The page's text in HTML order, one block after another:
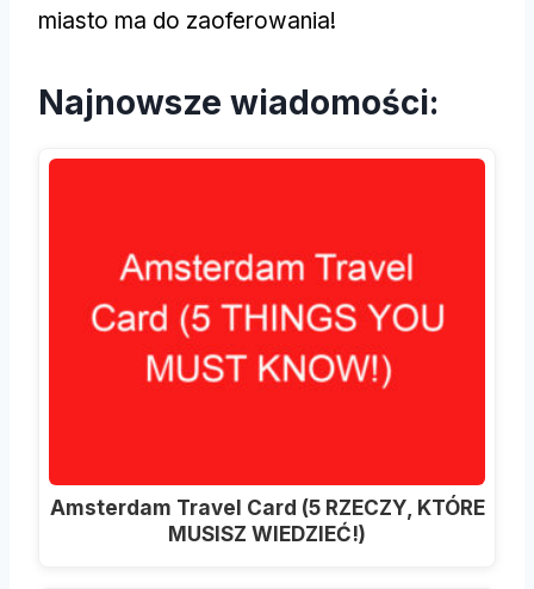
miasto ma do zaoferowania!
Najnowsze wiadomości:
Amsterdam Travel Card (5 RZECZY, KTÓRE
MUSISZ WIEDZIEĆ!)